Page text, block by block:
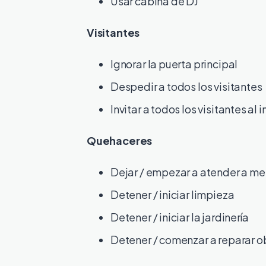
Visitantes
Ignorar la puerta principal
Despedir a todos los visitantes
Invitar a todos los visitantes al
Quehaceres
Dejar / empezar a atender a
Detener / iniciar limpieza
Detener / iniciar la jardinería
Detener / comenzar a reparar